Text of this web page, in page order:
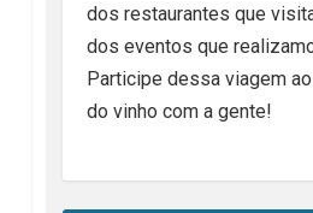
dos restaurantes que
dos eventos que
Participe dessa viagem
do vinho com a gente!